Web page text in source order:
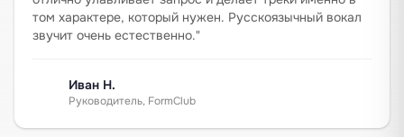
том характере, который нужен. Русскоязычный вокал
звучит очень естественно."
Иван Н.
Руководитель, FormClub